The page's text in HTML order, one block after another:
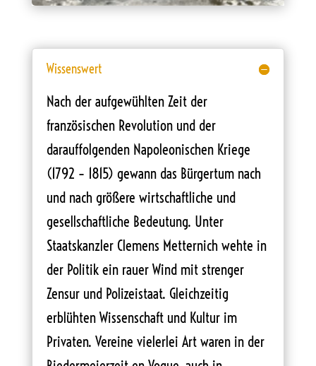
Wissenswert
Nach der aufgewühlten Zeit der
französischen Revolution und der
darauffolgenden Napoleonischen Kriege
(1792 – 1815) gewann das Bürgertum nach
und nach größere wirtschaftliche und
gesellschaftliche Bedeutung. Unter
Staatskanzler Clemens Metternich wehte in
der Politik ein rauer Wind mit strenger
Zensur und Polizeistaat. Gleichzeitig
erblühten Wissenschaft und Kultur im
Privaten. Vereine vielerlei Art waren in der